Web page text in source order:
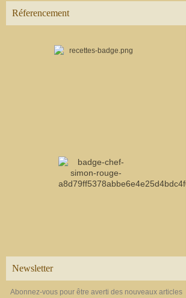
Réferencement
Newsletter
Abonnez-vous pour être averti des nouveaux articles